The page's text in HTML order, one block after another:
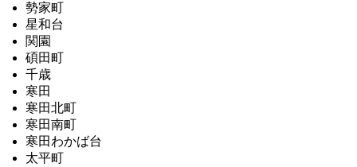
勢家町
星和台
関園
碩田町
千歳
寒田
寒田北町
寒田南町
寒田わかば台
太平町